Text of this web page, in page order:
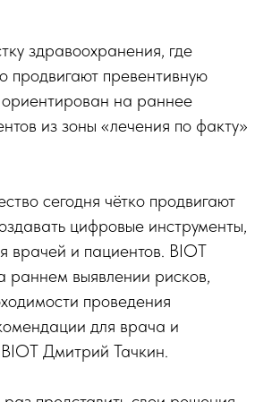
здравоохранения, где
продвигают превентивную
ориентирован на раннее
из зоны «лечения по факту»
сегодня чётко продвигают
цифровые инструменты,
врачей и пациентов. BIOT
раннем выявлении рисков,
проведения
для врача и
Дмитрий Тачкин.